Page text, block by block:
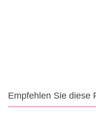
Empfehlen Sie diese